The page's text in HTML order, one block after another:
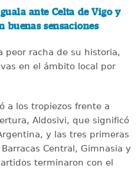
ante Celta de Vigo y
buenas sensaciones
peor racha de su historia,
en el ámbito local por
a los tropiezos frente a
Aldosivi, que significó
y las tres primeras
Central, Gimnasia y
terminaron con el